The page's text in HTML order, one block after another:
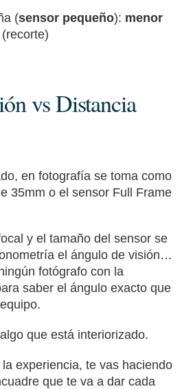
(sensor pequeño): menor
(recorte)
vs Distancia
en fotografía se toma como
35mm o el sensor Full Frame
y el tamaño del sensor se
el ángulo de visión…
fotógrafo con la
saber el ángulo exacto que
que está interiorizado.
experiencia, te vas haciendo
que te va a dar cada